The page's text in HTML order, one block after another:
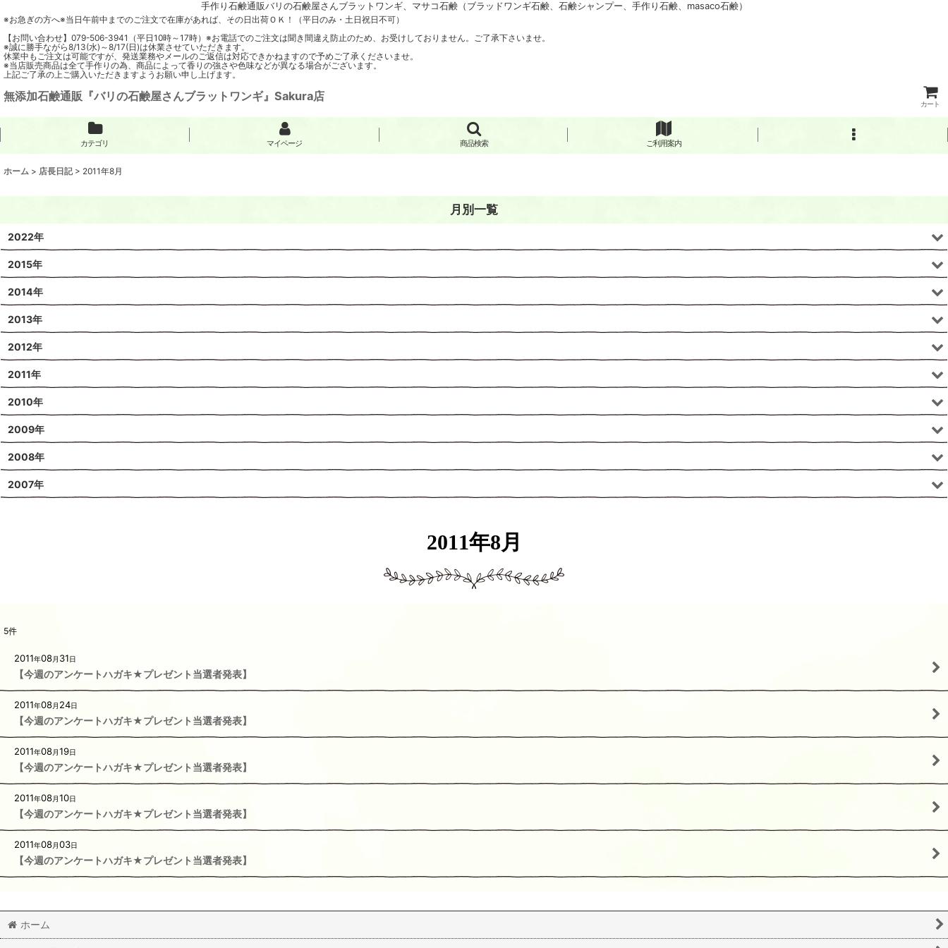
手作り石鹸通販バリの石鹸屋さんブラットワンギ、マサコ石鹸（ブラッドワンギ石鹸、石鹸シャンプー、手作り石鹸、masaco石鹸）
※お急ぎの方へ※当日午前中までのご注文で在庫があれば、その日出荷ＯＫ！（平日のみ・土日祝日不可）
【お問い合わせ】079-506-3941（平日10時～17時）※お電話でのご注文は聞き間違え防止のため、お受けしておりません。ご了承下さいませ。
※誠に勝手ながら8/13(水)～8/17(日)は休業させていただきます。
休業中もご注文は可能ですが、発送業務やメールのご返信は対応できかねますので予めご了承くださいませ。
※当店販売商品は全て手作りの為、商品によって香りの強さや色味などが異なる場合がございます。
上記ご了承の上ご購入いただきますようお願い申し上げます。
無添加石鹸通販『バリの石鹸屋さんブラットワンギ』Sakura店
カート
カテゴリ マイページ 商品検索 ご利用案内
ホーム > 店長日記 > 2011年8月
2011年8月
5件
2011年08月 31日
【今週のアンケートハガキ★プレゼント当選者発表】
2011年08月 24日
【今週のアンケートハガキ★プレゼント当選者発表】
2011年08月19日
【今週のアンケートハガキ★プレゼント当選者発表】
2011年08月10日
【今週のアンケートハガキ★プレゼント当選者発表】
2011年08月03日
【今週のアンケートハガキ★プレゼント当選者発表】
月別一覧
2022年
2015年
2014年
2013年
2012年
2011年
2010年
2009年
2008年
2007年
ホーム